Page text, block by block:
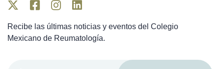
Recibe las últimas noticias y eventos del Colegio
Mexicano de Reumatología.